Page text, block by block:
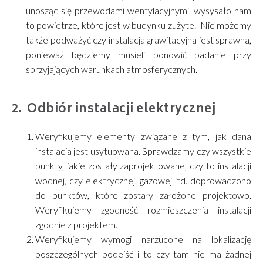
unosząc się przewodami wentylacyjnymi, wysysało nam
to powietrze, które jest w budynku zużyte. Nie możemy
także podważyć czy instalacja grawitacyjna jest sprawna,
ponieważ będziemy musieli ponowić badanie przy
sprzyjających warunkach atmosferycznych.
Odbiór instalacji elektrycznej
Weryfikujemy elementy związane z tym, jak dana
instalacja jest usytuowana. Sprawdzamy czy wszystkie
punkty, jakie zostały zaprojektowane, czy to instalacji
wodnej, czy elektrycznej, gazowej itd. doprowadzono
do punktów, które zostały założone projektowo.
Weryfikujemy zgodność rozmieszczenia instalacji
zgodnie z projektem.
Weryfikujemy wymogi narzucone na lokalizację
poszczególnych podejść i to czy tam nie ma żadnej